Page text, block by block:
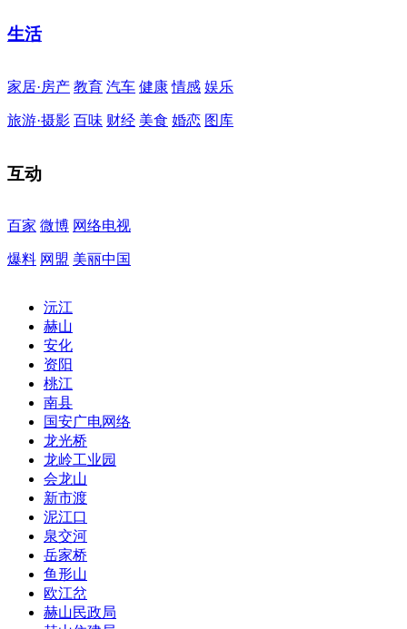
生活
家居·房产 教育 汽车 健康 情感 娱乐
旅游·摄影 百味 财经 美食 婚恋 图库
互动
百家 微博 网络电视
爆料 网盟 美丽中国
沅江
赫山
安化
资阳
桃江
南县
国安广电网络
龙光桥
龙岭工业园
会龙山
新市渡
泥江口
泉交河
岳家桥
鱼形山
欧江岔
赫山民政局